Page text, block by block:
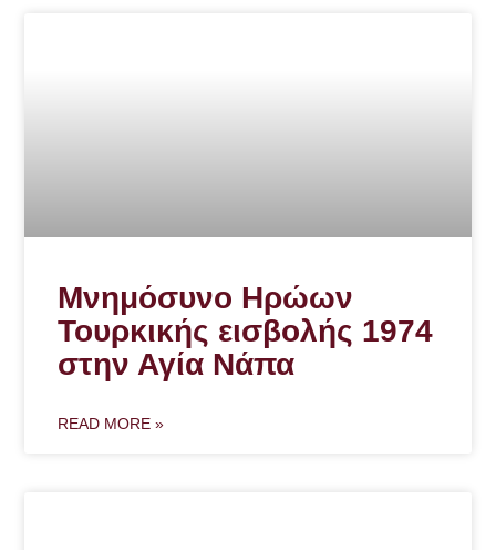
Μνημόσυνο Ηρώων
Τουρκικής εισβολής 1974
στην Αγία Νάπα
READ MORE »